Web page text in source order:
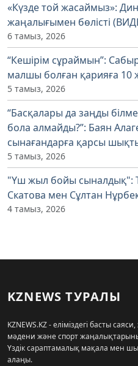
«Күзде той жасаймыз»:
жаңалығымен бөлісті
6 тамыз, 2026
“Кешірім сұраймын”:
малшы болған қарияға
5 тамыз, 2026
“Басқалары да заңды
бола алмайды?”: Баян
сынағандарға қарсы
5 тамыз, 2026
"Үш жыл бойы сыналдық":
Скатова мен Сұлтан
4 тамыз, 2026
KZNEWS ТУРАЛЫ
KZNEWS.KZ - еліміздегі басты
мәдени және спорт
Үздік сараптамалық мақала мен
алаңы.